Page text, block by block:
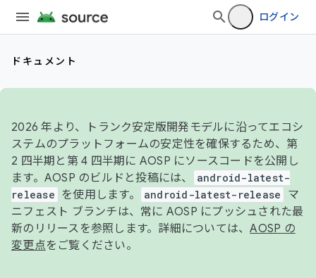
ログイン
ドキュメント
2026 年より、トランク安定版開発モデルに沿ってエコシ
ステムのプラットフォームの安定性を確保するため、第
2 四半期と第 4 四半期に AOSP にソースコードを公開し
ます。AOSP のビルドと投稿には、
android-latest-
release
を使用します。 android-latest-release
マ
ニフェスト ブランチは、常に AOSP にプッシュされた最
新のリリースを参照します。詳細については、AOSP の
変更点をご覧ください。